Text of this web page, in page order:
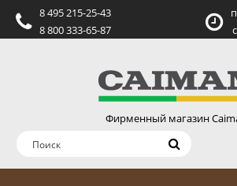
8 495 215-25-43
8 800 333-65-87
Фирменный магазин